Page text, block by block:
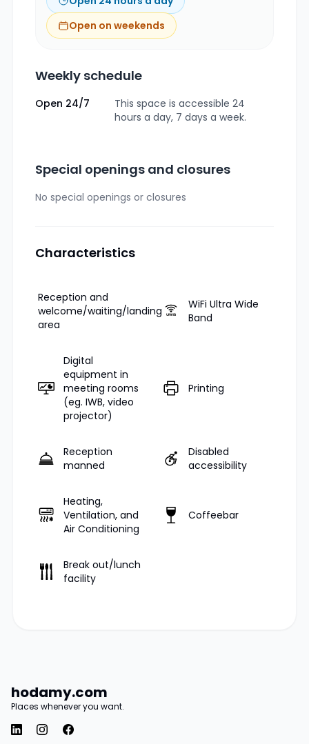
Open on weekends
Weekly schedule
Open 24/7
This space is accessible 24
hours a day, 7 days a week.
Special openings and closures
No special openings or closures
Characteristics
Reception and
welcome/waiting/landing
area
WiFi Ultra Wide
Band
Digital
equipment in
meeting rooms
(eg. IWB, video
projector)
Printing
Reception
manned
Disabled
accessibility
Heating,
Ventilation, and
Air Conditioning
Coffeebar
Break out/lunch
facility
hodamy.com
Places whenever you want.